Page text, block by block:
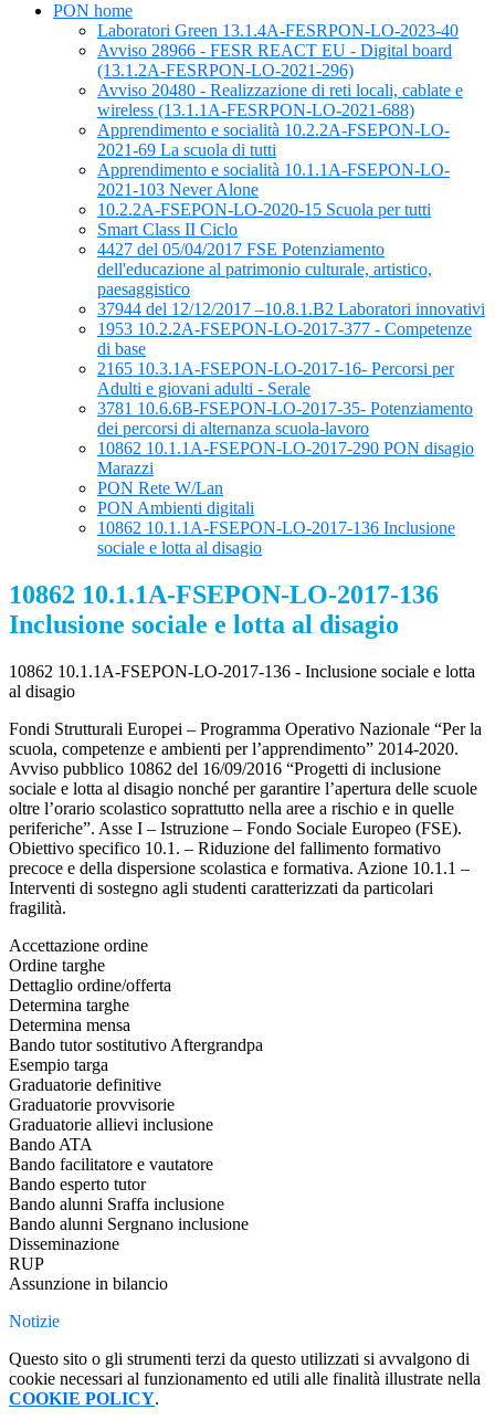
PON home
Laboratori Green 13.1.4A-FESRPON-LO-2023-40
Avviso 28966 - FESR REACT EU - Digital board
(13.1.2A-FESRPON-LO-2021-296)
Avviso 20480 - Realizzazione di reti locali, cablate e
wireless (13.1.1A-FESRPON-LO-2021-688)
Apprendimento e socialità 10.2.2A-FSEPON-LO-
2021-69 La scuola di tutti
Apprendimento e socialità 10.1.1A-FSEPON-LO-
2021-103 Never Alone
10.2.2A-FSEPON-LO-2020-15 Scuola per tutti
Smart Class II Ciclo
4427 del 05/04/2017 FSE Potenziamento
dell'educazione al patrimonio culturale, artistico,
paesaggistico
37944 del 12/12/2017 –10.8.1.B2 Laboratori innovativi
1953 10.2.2A-FSEPON-LO-2017-377 - Competenze
di base
2165 10.3.1A-FSEPON-LO-2017-16- Percorsi per
Adulti e giovani adulti - Serale
3781 10.6.6B-FSEPON-LO-2017-35- Potenziamento
dei percorsi di alternanza scuola-lavoro
10862 10.1.1A-FSEPON-LO-2017-290 PON disagio
Marazzi
PON Rete W/Lan
PON Ambienti digitali
10862 10.1.1A-FSEPON-LO-2017-136 Inclusione
sociale e lotta al disagio
10862 10.1.1A-FSEPON-LO-2017-136
Inclusione sociale e lotta al disagio
10862 10.1.1A-FSEPON-LO-2017-136 - Inclusione sociale e lotta
al disagio
Fondi Strutturali Europei – Programma Operativo Nazionale “Per la
scuola, competenze e ambienti per l’apprendimento” 2014-2020.
Avviso pubblico 10862 del 16/09/2016 “Progetti di inclusione
sociale e lotta al disagio nonché per garantire l’apertura delle scuole
oltre l’orario scolastico soprattutto nella aree a rischio e in quelle
periferiche”. Asse I – Istruzione – Fondo Sociale Europeo (FSE).
Obiettivo specifico 10.1. – Riduzione del fallimento formativo
precoce e della dispersione scolastica e formativa. Azione 10.1.1 –
Interventi di sostegno agli studenti caratterizzati da particolari
fragilità.
Accettazione ordine
Ordine targhe
Dettaglio ordine/offerta
Determina targhe
Determina mensa
Bando tutor sostitutivo Aftergrandpa
Esempio targa
Graduatorie definitive
Graduatorie provvisorie
Graduatorie allievi inclusione
Bando ATA
Bando facilitatore e vautatore
Bando esperto tutor
Bando alunni Sraffa inclusione
Bando alunni Sergnano inclusione
Disseminazione
RUP
Assunzione in bilancio
Notizie
Questo sito o gli strumenti terzi da questo utilizzati si avvalgono di
cookie necessari al funzionamento ed utili alle finalità illustrate nella
COOKIE POLICY.